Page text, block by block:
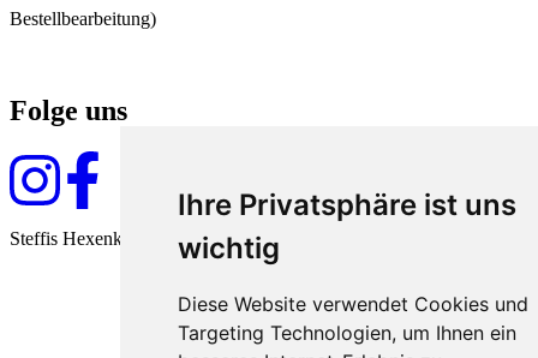
Ihre Privatsphäre ist uns
wichtig
Diese Website verwendet Cookies und
Targeting Technologien, um Ihnen ein
Bestellbearbeitung)
Folge uns
Steffis Hexenküche seit 2009